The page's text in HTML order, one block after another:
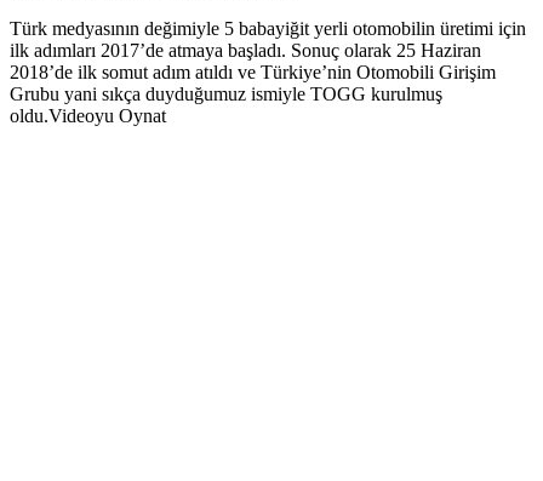
Türk medyasının değimiyle 5 babayiğit yerli otomobilin üretimi için
ilk adımları 2017’de atmaya başladı. Sonuç olarak 25 Haziran
2018’de ilk somut adım atıldı ve Türkiye’nin Otomobili Girişim
Grubu yani sıkça duyduğumuz ismiyle TOGG kurulmuş
oldu.Videoyu Oynat